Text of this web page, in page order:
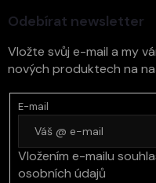
Odebírat newsletter
Vložte svůj e-mail a my
nových produktech na
E-mail
Vložením e-mailu
osobních údajů